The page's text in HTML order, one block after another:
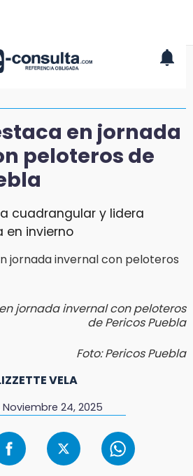
en jornada
peloteros de
cuadrangular y lidera
en invierno
jornada invernal con peloteros
de Pericos Puebla
Foto: Pericos Puebla
VELA
Noviembre 24, 2025